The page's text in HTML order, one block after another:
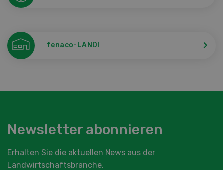
fenaco-LANDI
Newsletter abonnieren
Erhalten Sie die aktuellen News aus der
Landwirtschaftsbranche.